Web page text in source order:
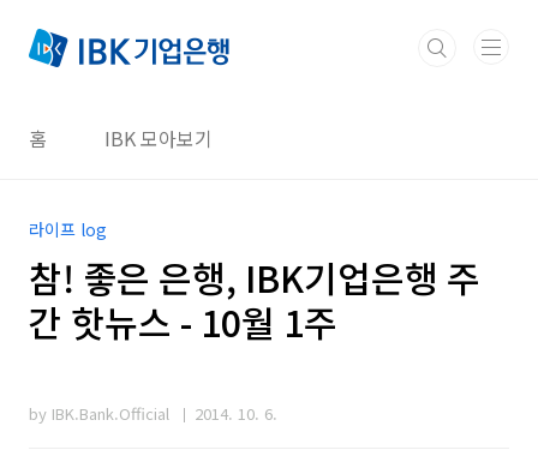
홈 IBK 모아보기
라이프 log
참! 좋은 은행, IBK기업은행 주
간 핫뉴스 - 10월 1주
by IBK.Bank.Official 2014. 10. 6.